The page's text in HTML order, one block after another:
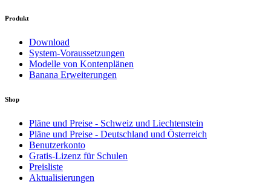
Produkt
Download
System-Voraussetzungen
Modelle von Kontenplänen
Banana Erweiterungen
Shop
Pläne und Preise - Schweiz und Liechtenstein
Pläne und Preise - Deutschland und Österreich
Benutzerkonto
Gratis-Lizenz für Schulen
Preisliste
Aktualisierungen